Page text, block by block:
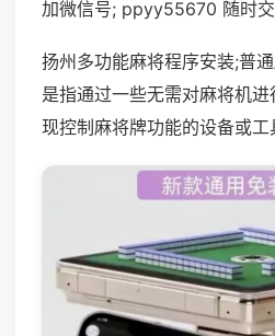
加微信号; ppyy55670 随时交
扬州多功能麻将程序安装;普
是指通过一些无需对麻将机
现控制麻将牌功能的设备或工